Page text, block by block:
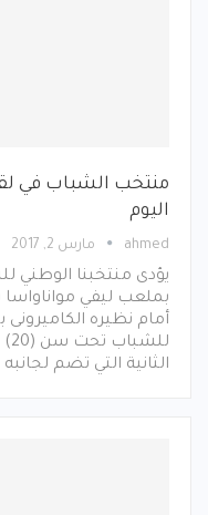
منتخب الشباب في
اليوم
ahmed مارس 2, 2017
يؤدى منتخبنا الوطني
بملعب ليفي مواناواسا
أمام نظيره الكاميرونى
الثانية التي تضم